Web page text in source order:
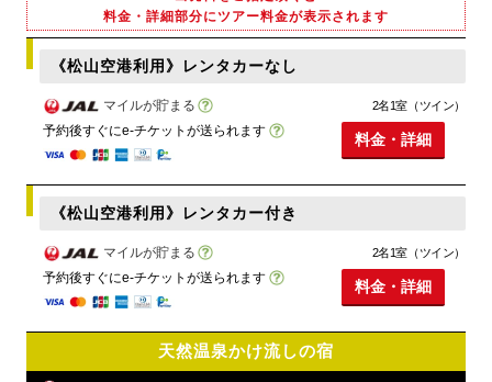
料金・詳細部分にツアー料金が表示されます
《松山空港利用》レンタカーなし
マイルが貯まる
予約後すぐにe-チケットが送られます
2名1室（ツイン）
料金・詳細
《松山空港利用》レンタカー付き
マイルが貯まる
予約後すぐにe-チケットが送られます
2名1室（ツイン）
料金・詳細
天然温泉かけ流しの宿